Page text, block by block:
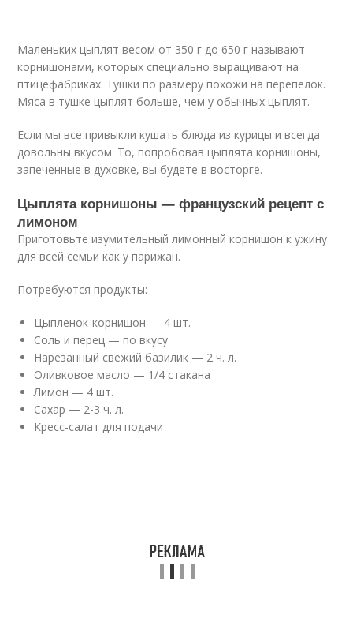
Маленьких цыплят весом от 350 г до 650 г называют
корнишонами, которых специально выращивают на
птицефабриках. Тушки по размеру похожи на перепелок.
Мяса в тушке цыплят больше, чем у обычных цыплят.
Если мы все привыкли кушать блюда из курицы и всегда
довольны вкусом. То, попробовав цыплята корнишоны,
запеченные в духовке, вы будете в восторге.
Цыплята корнишоны — французский рецепт с
лимоном
Приготовьте изумительный лимонный корнишон к ужину
для всей семьи как у парижан.
Потребуются продукты:
Цыпленок-корнишон — 4 шт.
Соль и перец — по вкусу
Нарезанный свежий базилик — 2 ч. л.
Оливковое масло — 1/4 стакана
Лимон — 4 шт.
Сахар — 2-3 ч. л.
Кресс-салат для подачи